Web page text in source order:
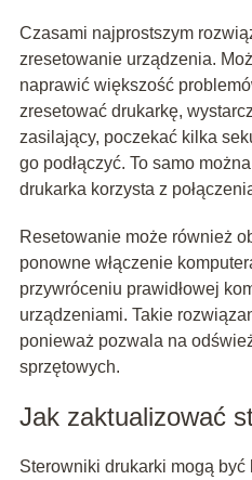
Czasami najprostszym
zresetowanie urządzenia.
naprawić większość
zresetować drukarkę,
zasilający, poczekać kilka
go podłączyć. To samo
drukarka korzysta z
Resetowanie może również
ponowne włączenie
przywróceniu prawidłowej
urządzeniami. Takie
ponieważ pozwala na
sprzętowych.
Jak zaktualizować
Sterowniki drukarki mogą